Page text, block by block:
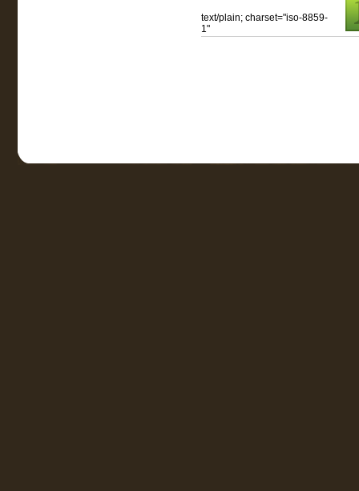
text/plain; charset="iso-8859-
1"